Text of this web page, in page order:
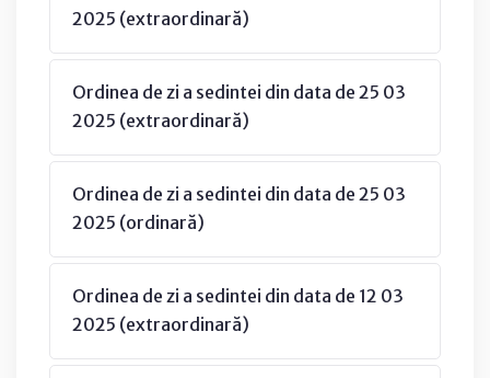
2025 (extraordinară)
Ordinea de zi a sedintei din data de 25 03
2025 (extraordinară)
Ordinea de zi a sedintei din data de 25 03
2025 (ordinară)
Ordinea de zi a sedintei din data de 12 03
2025 (extraordinară)